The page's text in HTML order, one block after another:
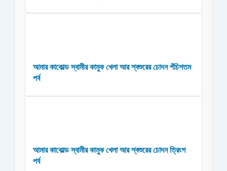
আমার কাকোল্ড স্বামীর কামুক খেলা আর শ্বশুরের চোদন পঁচিশতম
পর্ব
আমার কাকোল্ড স্বামীর কামুক খেলা আর শ্বশুরের চোদন ত্রিংশ
পর্ব